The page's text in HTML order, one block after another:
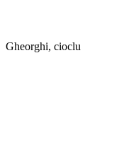
Gheorghi, cioclu